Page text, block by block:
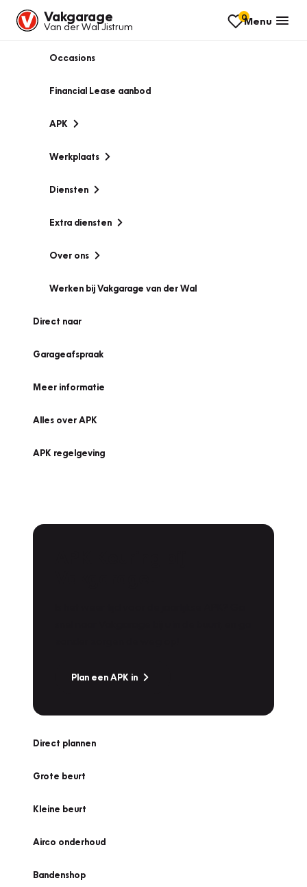
Vakgarage
Van der Wal Jistrum
0Menu
Occasions
Financial Lease aanbod
APK
Werkplaats
Diensten
Extra diensten
Over ons
Werken bij Vakgarage van der Wal
Direct naar
Garageafspraak
Meer informatie
Alles over APK
APK regelgeving
Plan een APK in
Direct plannen
Grote beurt
Kleine beurt
Airco onderhoud
Bandenshop